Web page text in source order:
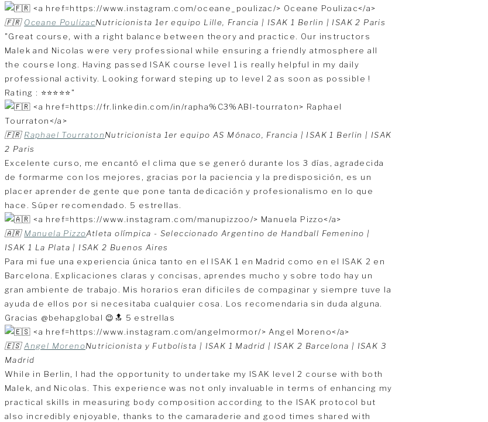
🇫🇷 Oceane PoulizacNutricionista 1er equipo Lille, Francia | ISAK 1 Berlin | ISAK 2 Paris
"Great course, with a right balance between theory and practice. Our instructors
Malek and Nicolas were very professional while ensuring a friendly atmosphere all
the course long. Having passed ISAK course level 1 is really helpful in my daily
professional activity. Looking forward steping up to level 2 as soon as possible !
Rating : ⭐️⭐️⭐️⭐️⭐️"
🇫🇷 Raphael TourratonNutricionista 1er equipo AS Mónaco, Francia | ISAK 1 Berlin | ISAK
2 Paris
Excelente curso, me encantó el clima que se generó durante los 3 días, agradecida
de formarme con los mejores, gracias por la paciencia y la predisposición, es un
placer aprender de gente que pone tanta dedicación y profesionalismo en lo que
hace. Súper recomendado. 5 estrellas.
🇦🇷 Manuela PizzoAtleta olímpica - Seleccionado Argentino de Handball Femenino |
ISAK 1 La Plata | ISAK 2 Buenos Aires
Para mi fue una experiencia única tanto en el ISAK 1 en Madrid como en el ISAK 2 en
Barcelona. Explicaciones claras y concisas, aprendes mucho y sobre todo hay un
gran ambiente de trabajo. Mis horarios eran dificiles de compaginar y siempre tuve la
ayuda de ellos por si necesitaba cualquier cosa. Los recomendaria sin duda alguna.
Gracias @behapglobal 😉🔝 5 estrellas
🇪🇸Angel MorenoNutricionista y Futbolista | ISAK 1 Madrid | ISAK 2 Barcelona | ISAK 3
Madrid
While in Berlin, I had the opportunity to undertake my ISAK level 2 course with both
Malek, and Nicolas. This experience was not only invaluable in terms of enhancing my
practical skills in measuring body composition according to the ISAK protocol but
also incredibly enjoyable, thanks to the camaraderie and good times shared with